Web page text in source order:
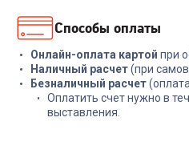
Способы оплаты
Онлайн-оплата картой при
Наличный расчет(при
Безналичный расчет
Оплатить счет нужно в
выставления.